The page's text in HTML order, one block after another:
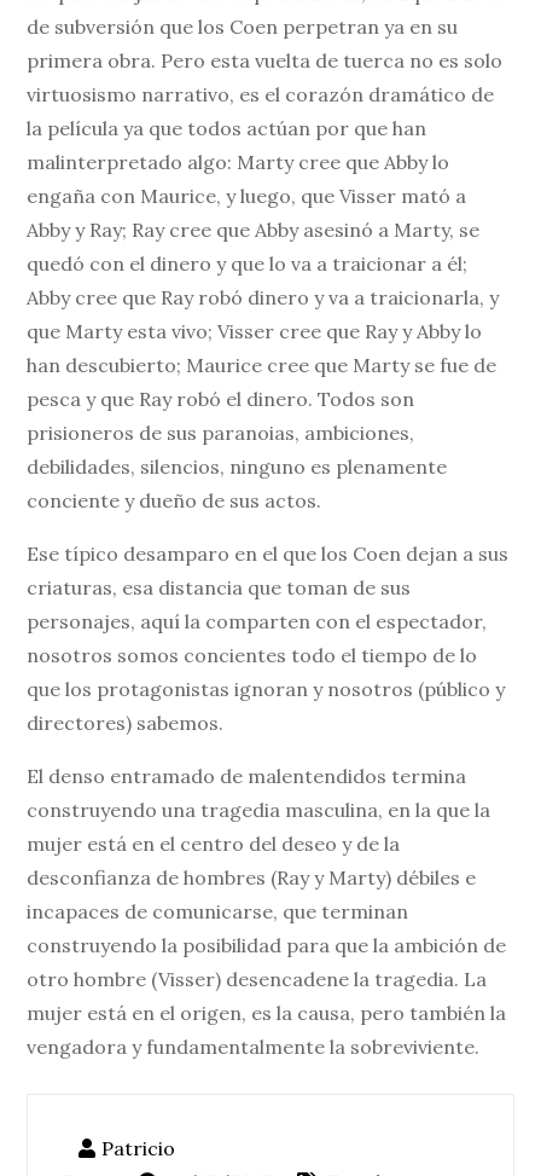
de subversión que los Coen perpetran ya en su
primera obra. Pero esta vuelta de tuerca no es solo
virtuosismo narrativo, es el corazón dramático de
la película ya que todos actúan por que han
malinterpretado algo: Marty cree que Abby lo
engaña con Maurice, y luego, que Visser mató a
Abby y Ray; Ray cree que Abby asesinó a Marty, se
quedó con el dinero y que lo va a traicionar a él;
Abby cree que Ray robó dinero y va a traicionarla, y
que Marty esta vivo; Visser cree que Ray y Abby lo
han descubierto; Maurice cree que Marty se fue de
pesca y que Ray robó el dinero. Todos son
prisioneros de sus paranoias, ambiciones,
debilidades, silencios, ninguno es plenamente
conciente y dueño de sus actos.
Ese típico desamparo en el que los Coen dejan a sus
criaturas, esa distancia que toman de sus
personajes, aquí la comparten con el espectador,
nosotros somos concientes todo el tiempo de lo
que los protagonistas ignoran y nosotros (público y
directores) sabemos.
El denso entramado de malentendidos termina
construyendo una tragedia masculina, en la que la
mujer está en el centro del deseo y de la
desconfianza de hombres (Ray y Marty) débiles e
incapaces de comunicarse, que terminan
construyendo la posibilidad para que la ambición de
otro hombre (Visser) desencadene la tragedia. La
mujer está en el origen, es la causa, pero también la
vengadora y fundamentalmente la sobreviviente.